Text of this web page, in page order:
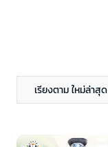
เรียงตาม ใหม่ล่าสุด